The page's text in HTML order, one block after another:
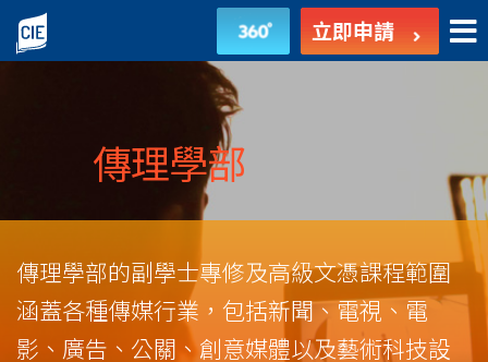
傳
理
-
副
學
士
立即申請
傳理學部
傳理學部的副學士專修及高級文憑課程範圍
涵蓋各種傳媒行業，包括新聞、電視、電
影、廣告、公關、創意媒體以及藝術科技設